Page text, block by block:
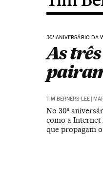
30º ANIVERSÁRIO DA
As
TIM BERNERS-LEE |
No 30º
como a Internet
que propagam